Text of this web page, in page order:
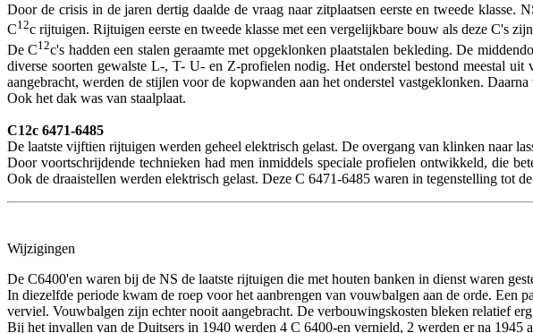
Door de crisis in de jaren dertig daalde de vraag naar zitplaatsen eerste en tweede
C12c rijtuigen. Rijtuigen eerste en tweede klasse met een vergelijkbare bouw als deze C's
De C12c's hadden een stalen geraamte met opgeklonken plaatstalen bekleding. De
diverse soorten gewalste L-, T- U- en Z-profielen nodig. Het onderstel bestond meestal
aangebracht, werden de stijlen voor de kopwanden aan het onderstel vastgeklonken.
Ook het dak was van staalplaat.
C12c 6471-6485
De laatste vijftien rijtuigen werden geheel elektrisch gelast. De overgang van klinken naar
Door voortschrijdende technieken had men inmiddels speciale profielen ontwikkeld, die
Ook de draaistellen werden elektrisch gelast. Deze C 6471-6485 waren in tegenstelling
Wijzigingen
De C6400'en waren bij de NS de laatste rijtuigen die met houten banken in dienst waren
In diezelfde periode kwam de roep voor het aanbrengen van vouwbalgen aan de orde. Een
verviel. Vouwbalgen zijn echter nooit aangebracht. De verbouwingskosten bleken relatief
Bij het invallen van de Duitsers in 1940 werden 4 C 6400-en vernield, 2 werden er na 1945